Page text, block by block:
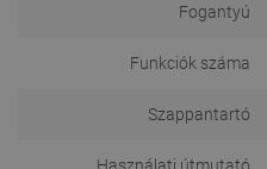
Fogantyú
Funkciók száma
Szappantartó
Használati útmutató